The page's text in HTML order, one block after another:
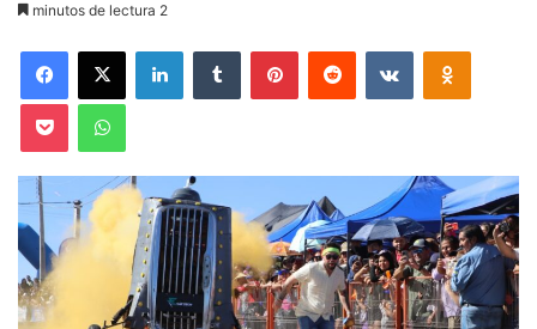
minutos de lectura 2
Facebook
X LinkedInTumblr PinterestReddit VKontakte
Pocket WhatsApp